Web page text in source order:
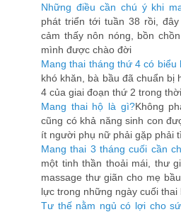
Những điều cần chú ý khi
phát triển tới tuần 38 rồi,
cảm thấy nôn nóng, bồn
mình được chào đời
Mang thai tháng thứ 4 có biểu
khó khăn, bà bầu đã chuẩn bị
4 của giai đoạn thứ 2 trong
Mang thai hộ là gì?Không
cũng có khả năng sinh con
ít người phụ nữ phải gặp phải
Mang thai 3 tháng cuối cần
một tinh thần thoải mái, thư
massage thư giãn cho mẹ
lực trong những ngày cuối thai
Tư thế nằm ngủ có lợi cho